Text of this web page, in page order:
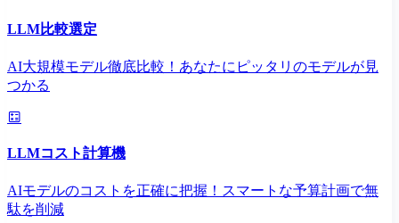
LLM比較選定
AI大規模モデル徹底比較！あなたにピッタリのモデルが見
つかる
LLMコスト計算機
AIモデルのコストを正確に把握！スマートな予算計画で無
駄を削減